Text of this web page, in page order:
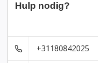
Hulp nodig?
+31180842025